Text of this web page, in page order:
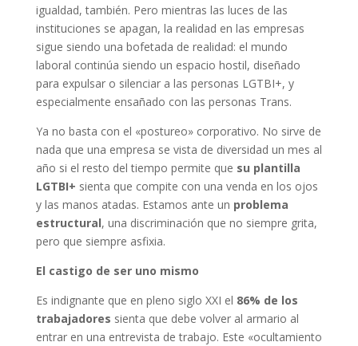
igualdad, también. Pero mientras las luces de las
instituciones se apagan, la realidad en las empresas
sigue siendo una bofetada de realidad: el mundo
laboral continúa siendo un espacio hostil, diseñado
para expulsar o silenciar a las personas LGTBI+, y
especialmente ensañado con las personas Trans.
Ya no basta con el «postureo» corporativo. No sirve de
nada que una empresa se vista de diversidad un mes al
año si el resto del tiempo permite que su plantilla
LGTBI+ sienta que compite con una venda en los ojos
y las manos atadas. Estamos ante un problema
estructural, una discriminación que no siempre grita,
pero que siempre asfixia.
El castigo de ser uno mismo
Es indignante que en pleno siglo XXI el 86% de los
trabajadores sienta que debe volver al armario al
entrar en una entrevista de trabajo. Este «ocultamiento